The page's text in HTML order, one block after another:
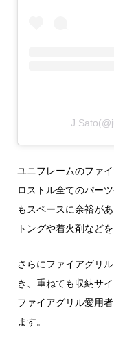
J
ユニフレームのファ
ロストル全てのパー
もスペースに余裕が
トングや着火剤など
さらにファイアグリ
き、重ねても収納サ
ファイアグリル愛用
ます。